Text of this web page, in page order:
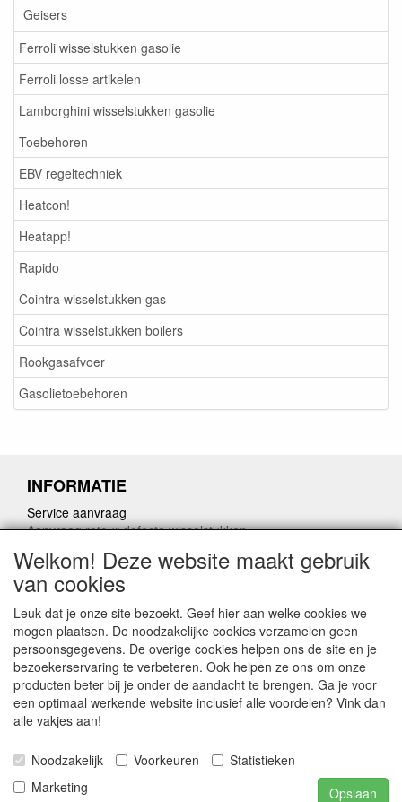
Geisers
Ferroli wisselstukken gasolie
Ferroli losse artikelen
Lamborghini wisselstukken gasolie
Toebehoren
EBV regeltechniek
Heatcon!
Heatapp!
Rapido
Cointra wisselstukken gas
Cointra wisselstukken boilers
Rookgasafvoer
Gasolietoebehoren
INFORMATIE
Service aanvraag
Aanvraag retour defecte wisselstukken
CONTACTGEGEVENS
www.ferroli-vdht.be
Rouwbergskens 7 hal 14
2340 Beerse
E-mail: verkoop@vdht.be
Telefoon:
Welkom! Deze website maakt gebruik
van cookies
Leuk dat je onze site bezoekt. Geef hier aan welke cookies we
mogen plaatsen. De noodzakelijke cookies verzamelen geen
persoonsgegevens. De overige cookies helpen ons de site en je
bezoekerservaring te verbeteren. Ook helpen ze ons om onze
producten beter bij je onder de aandacht te brengen. Ga je voor
een optimaal werkende website inclusief alle voordelen? Vink dan
alle vakjes aan!
Noodzakelijk Voorkeuren
Statistieken
Marketing
Opslaan